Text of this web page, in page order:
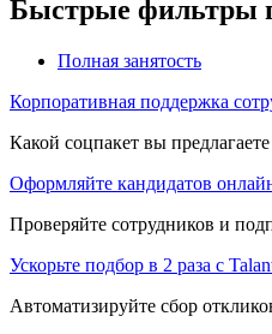
Быстрые фильтры
Полная занятость
Корпоративная поддержка
Какой соцпакет вы
Оформляйте кандидатов
Проверяйте сотрудников и
Ускорьте подбор в 2 раза с
Автоматизируйте сбор